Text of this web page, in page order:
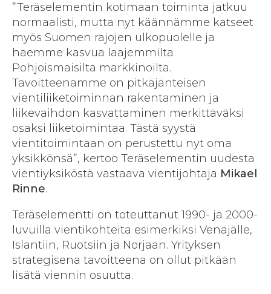
”Teräselementin kotimaan toiminta jatkuu
normaalisti, mutta nyt käännämme katseet
myös Suomen rajojen ulkopuolelle ja
haemme kasvua laajemmilta
Pohjoismaisilta markkinoilta.
Tavoitteenamme on pitkäjänteisen
vientiliiketoiminnan rakentaminen ja
liikevaihdon kasvattaminen merkittäväksi
osaksi liiketoimintaa. Tästä syystä
vientitoimintaan on perustettu nyt oma
yksikkönsä”, kertoo Teräselementin uudesta
vientiyksiköstä vastaava vientijohtaja Mikael
Rinne.
Teräselementti on toteuttanut 1990- ja 2000-
luvuilla vientikohteita esimerkiksi Venäjälle,
Islantiin, Ruotsiin ja Norjaan. Yrityksen
strategisena tavoitteena on ollut pitkään
lisätä viennin osuutta.